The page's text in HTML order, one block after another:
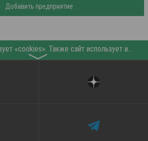
Добавить предприятие
Этот сайт использует «cookies». Также сайт использует интернет-сервис для сбора технических данных касательно посетителей с целью получения маркетинговой и статистической информации. Условия обработки данных посетителей сайта см.
〉